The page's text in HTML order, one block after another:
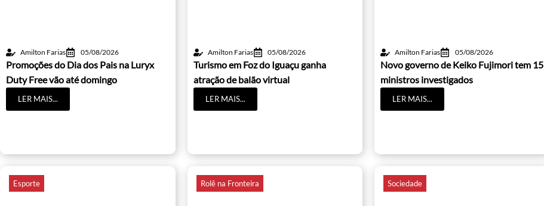
Amilton Farias 05/08/2026
Promoções do Dia dos Pais na Luryx
Duty Free vão até domingo
LER MAIS...
Amilton Farias 05/08/2026
Turismo em Foz do Iguaçu ganha
atração de balão virtual
LER MAIS...
Amilton Farias 05/08/2026
Novo governo de Keiko Fujimori tem 15
ministros investigados
LER MAIS...
Esporte Rolê na Fronteira Sociedade